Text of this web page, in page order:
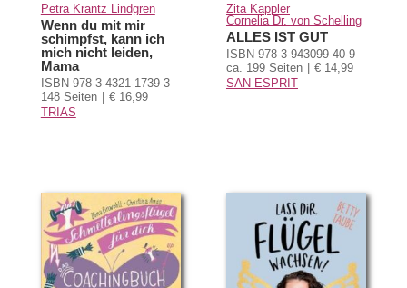
Petra Krantz Lindgren
Wenn du mit mir
schimpfst, kann ich
mich nicht leiden,
Mama
ISBN 978-3-4321-1739-3
148 Seiten
€ 16,99
TRIAS
Zita Kappler
Cornelia Dr. von Schelling
ALLES IST GUT
ISBN 978-3-943099-40-9
ca. 199 Seiten
€ 14,99
SAN ESPRIT